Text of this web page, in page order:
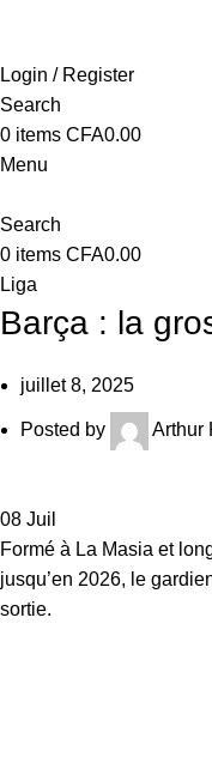
Login / Register
Search
0 items CFA0.00
Menu
Search
0 items CFA0.00
Liga
Barça : la
juillet 8, 2025
Posted by Arthur
08 Juil
Formé à La Masia et
jusqu’en 2026, le
sortie.